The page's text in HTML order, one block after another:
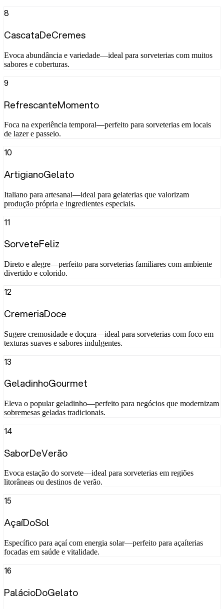
8
CascataDeCremes
Evoca abundância e variedade—ideal para sorveterias com muitos
sabores e coberturas.
9
RefrescanteMomento
Foca na experiência temporal—perfeito para sorveterias em locais
de lazer e passeio.
10
ArtigianoGelato
Italiano para artesanal—ideal para gelaterias que valorizam
produção própria e ingredientes especiais.
11
SorveteFeliz
Direto e alegre—perfeito para sorveterias familiares com ambiente
divertido e colorido.
12
CremeriaDoce
Sugere cremosidade e doçura—ideal para sorveterias com foco em
texturas suaves e sabores indulgentes.
13
GeladinhoGourmet
Eleva o popular geladinho—perfeito para negócios que modernizam
sobremesas geladas tradicionais.
14
SaborDeVerão
Evoca estação do sorvete—ideal para sorveterias em regiões
litorâneas ou destinos de verão.
15
AçaíDoSol
Específico para açaí com energia solar—perfeito para açaíterias
focadas em saúde e vitalidade.
16
PalácioDoGelato